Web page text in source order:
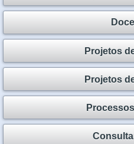
Projetos
Projetos